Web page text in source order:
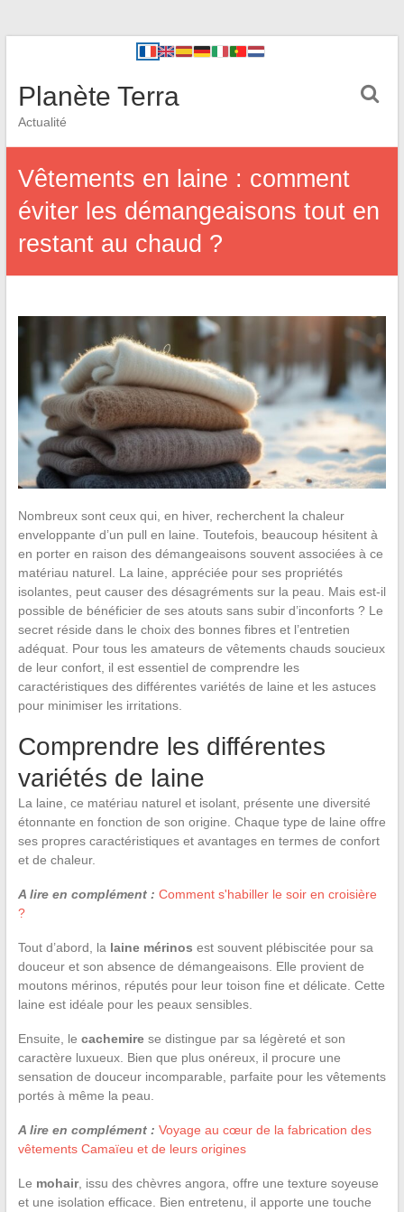
Planète Terra
Actualité
Vêtements en laine : comment
éviter les démangeaisons tout en
restant au chaud ?
Nombreux sont ceux qui, en hiver, recherchent la chaleur
enveloppante d’un pull en laine. Toutefois, beaucoup hésitent à
en porter en raison des démangeaisons souvent associées à ce
matériau naturel. La laine, appréciée pour ses propriétés
isolantes, peut causer des désagréments sur la peau. Mais est-il
possible de bénéficier de ses atouts sans subir d’inconforts ? Le
secret réside dans le choix des bonnes fibres et l’entretien
adéquat. Pour tous les amateurs de vêtements chauds soucieux
de leur confort, il est essentiel de comprendre les
caractéristiques des différentes variétés de laine et les astuces
pour minimiser les irritations.
Comprendre les différentes
variétés de laine
La laine, ce matériau naturel et isolant, présente une diversité
étonnante en fonction de son origine. Chaque type de laine offre
ses propres caractéristiques et avantages en termes de confort
et de chaleur.
A lire en complément : Comment s'habiller le soir en croisière
?
Tout d’abord, la laine mérinos est souvent plébiscitée pour sa
douceur et son absence de démangeaisons. Elle provient de
moutons mérinos, réputés pour leur toison fine et délicate. Cette
laine est idéale pour les peaux sensibles.
Ensuite, le cachemirese distingue par sa légèreté et son
caractère luxueux. Bien que plus onéreux, il procure une
sensation de douceur incomparable, parfaite pour les vêtements
portés à même la peau.
A lire en complément : Voyage au cœur de la fabrication des
vêtements Camaïeu et de leurs origines
Le mohair, issu des chèvres angora, offre une texture soyeuse
et une isolation efficace. Bien entretenu, il apporte une touche